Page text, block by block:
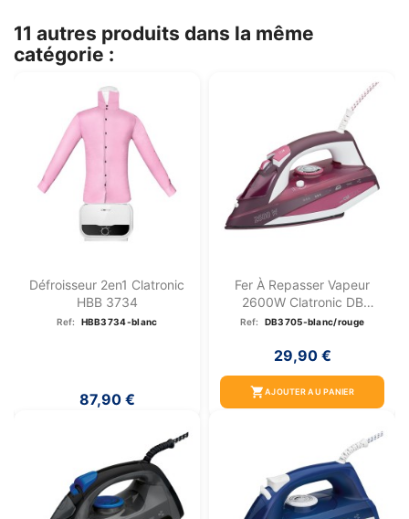
11 autres produits dans la même
catégorie :
Défroisseur 2en1 Clatronic
HBB 3734
Ref: HBB3734-blanc
87,90 €
Fer À Repasser Vapeur
2600W Clatronic DB
3705...
Ref: DB3705-blanc/rouge
29,90 €
shopping_cartAJOUTER AU PANIER